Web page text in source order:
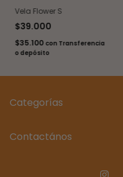
Vela Flower S
$39.000
$35.100 con Transferencia
o depósito
Categorías
Contactános